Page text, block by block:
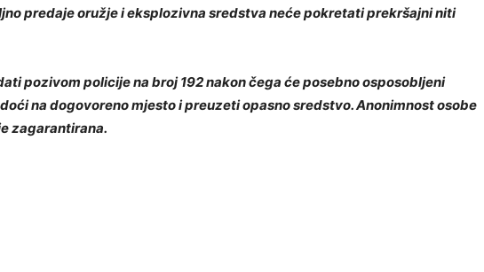
predaje oružje i eksplozivna sredstva neće pokretati prekršajni niti
pozivom policije na broj 192 nakon čega će posebno osposobljeni
na dogovoreno mjesto i preuzeti opasno sredstvo. Anonimnost osobe
zagarantirana.